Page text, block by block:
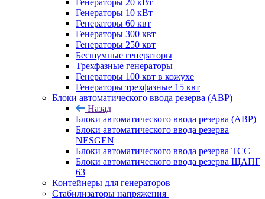
Генераторы 20 кВт
Генераторы 10 кВт
Генераторы 60 квт
Генераторы 300 квт
Генераторы 250 квт
Бесшумные генераторы
Трехфазные генераторы
Генераторы 100 квт в кожухе
Генераторы трехфазные 15 квт
Блоки автоматического ввода резерва (АВР)
Назад
Блоки автоматического ввода резерва (АВР)
Блоки автоматического ввода резерва
NESGEN
Блоки автоматического ввода резерва ТСС
Блоки автоматического ввода резерва ЩАПГ
63
Контейнеры для генераторов
Стабилизаторы напряжения